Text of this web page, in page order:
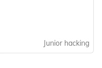
Junior hacking